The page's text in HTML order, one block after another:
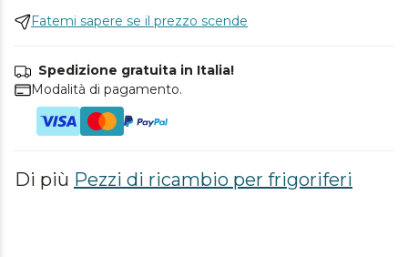
Fatemi sapere se il prezzo scende
Spedizione gratuita in Italia!
Modalità di pagamento.
Di più Pezzi di ricambio per frigoriferi